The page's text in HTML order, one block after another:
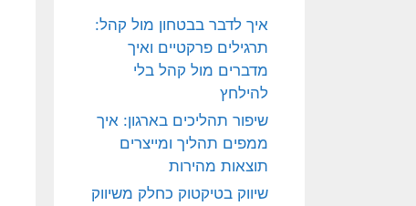
איך לדבר בבטחון מול קהל:
תרגילים פרקטיים ואיך
מדברים מול קהל בלי
להילחץ
שיפור תהליכים בארגון: איך
ממפים תהליך ומייצרים
תוצאות מהירות
שיווק בטיקטוק כחלק משיווק